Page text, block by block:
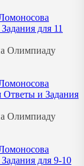
для 11
Олимпиаду
и Задания
Олимпиаду
для 9-10